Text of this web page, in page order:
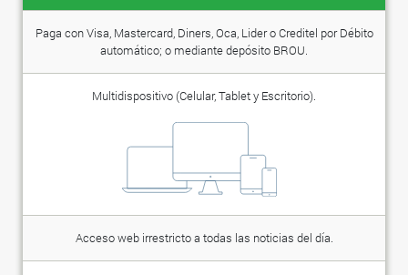
Paga con Visa, Mastercard, Diners, Oca, Lider o Creditel por Débito
automático; o mediante depósito BROU.
Multidispositivo (Celular, Tablet y Escritorio).
Acceso web irrestricto a todas las noticias del día.